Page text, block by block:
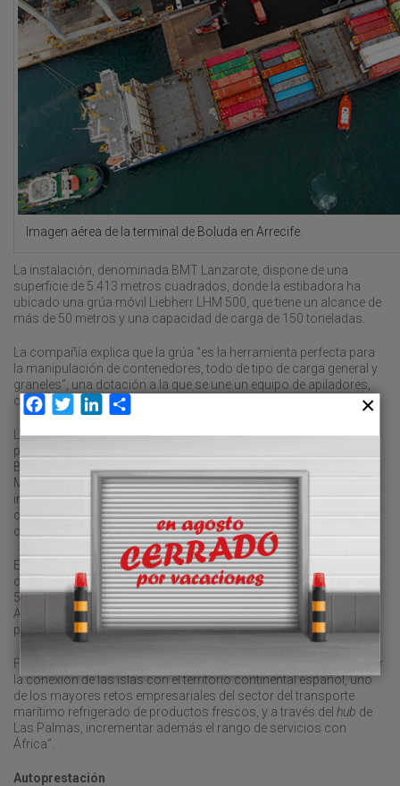
Imagen aérea de la terminal de Boluda en Arrecife.
La instalación, denominada BMT Lanzarote, dispone de una
superficie de 5.413 metros cuadrados, donde la estibadora ha
ubicado una grúa móvil Liebherr LHM 500, que tiene un alcance de
más de 50 metros y una capacidad de carga de 150 toneladas.
La compañía explica que la grúa “es la herramienta perfecta para
la manipulación de contenedores, todo de tipo de carga general y
graneles”, una dotación a la que se une un equipo de apiladores,
cabezas tractoras y plataformas.
La primera operativa logística de la instalación se llevó a cabo el
pasado 4 de febrero con la escala del buque “Macarena B”, de
Boluda Lines. Con ello, la naviera ha dejado de operar en Terminal
Marítima de Arrecife, gestionada por Gesport Lanzarote,
instalación que hasta el momento era la única que podía trabajar
contenedores en el enclave, de los que el 65 por ciento son
canalizados por buques del grupo que preside Vicente Boluda.
El puerto de Arrecife gestionó en 2022 un total de 65.673 TEUs,
cifra que supuso un incremento del 26,6 por ciento respecto a los
51.851 TEUs de 2021, de acuerdo a los datos oficiales de la
Autoridad Portuaria de Las Palmas. La cifra ya superó los niveles
prepandemia, cuyo impacto se hizo notar en las cifras de 2020.
Fuentes de Boluda han explicado que Lanzarote viene “a fortalecer
la conexión de las islas con el territorio continental español, uno
de los mayores retos empresariales del sector del transporte
marítimo refrigerado de productos frescos, y a través del hub de
Las Palmas, incrementar además el rango de servicios con
África”.
Autoprestación
Facebook
TwitterLinkedIn